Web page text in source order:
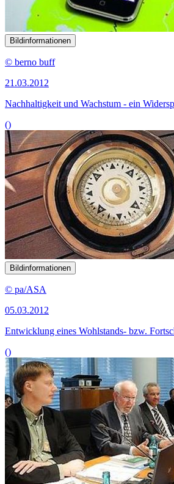
Bildinformationen
© berno buff
21.03.2012
Nachhaltigkeit und Wachstum - ein
()
Bildinformationen
© pa/ASA
05.03.2012
Entwicklung eines Wohlstands- bzw.
()